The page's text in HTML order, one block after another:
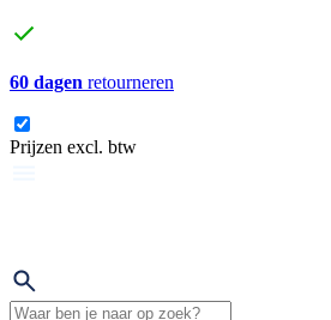
60 dagen retourneren
Prijzen excl. btw